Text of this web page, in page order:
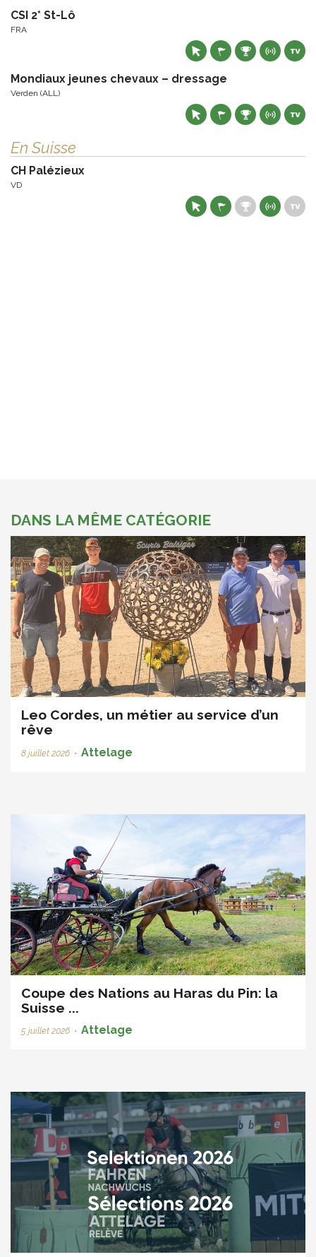
CSI 2* St-Lô
FRA
Mondiaux jeunes chevaux – dressage
Verden (ALL)
En Suisse
CH Palézieux
VD
DANS LA MÊME CATÉGORIE
Leo Cordes, un métier au service d’un
rêve
8 juillet 2026 • Attelage
Coupe des Nations au Haras du Pin: la
Suisse ...
5 juillet 2026 • Attelage